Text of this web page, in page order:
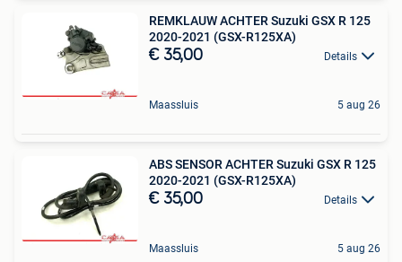
REMKLAUW ACHTER Suzuki GSX R 125
2020-2021 (GSX-R125XA)
€ 35,00 Details
Maassluis 5 aug 26
ABS SENSOR ACHTER Suzuki GSX R 125
2020-2021 (GSX-R125XA)
€ 35,00 Details
Maassluis 5 aug 26